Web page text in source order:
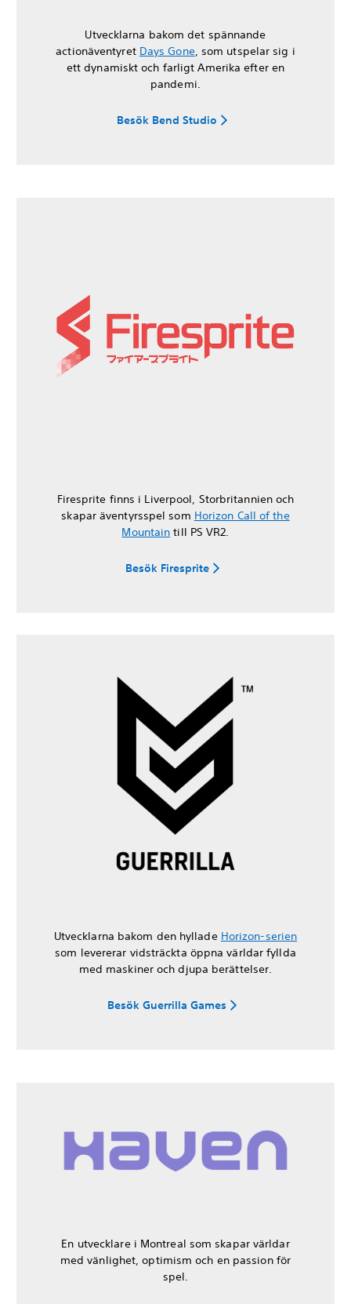
Utvecklarna bakom det spännande
actionäventyret Days Gone, som utspelar sig i
ett dynamiskt och farligt Amerika efter en
pandemi.
Besök Bend Studio
Firesprite finns i Liverpool, Storbritannien och
skapar äventyrsspel som Horizon Call of the
Mountain till PS VR2.
Besök Firesprite
Utvecklarna bakom den hyllade Horizon-serien
som levererar vidsträckta öppna världar fyllda
med maskiner och djupa berättelser.
Besök Guerrilla Games
En utvecklare i Montreal som skapar världar
med vänlighet, optimism och en passion för
spel.